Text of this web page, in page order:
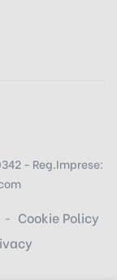
- Reg.Imprese:
Cookie Policy